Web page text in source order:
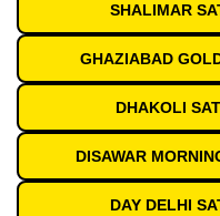
SHALIMAR
GHAZIABAD
DHAKOLI
DISAWAR
DAY DELHI